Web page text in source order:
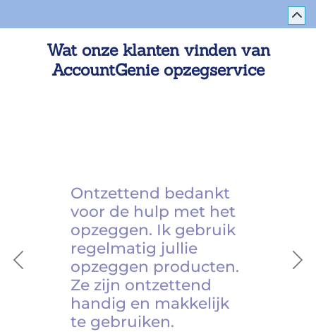
Wat onze klanten vinden van
AccountGenie opzegservice
Previous
Ontzettend bedankt
voor de hulp met het
opzeggen. Ik gebruik
regelmatig jullie
opzeggen producten.
Ze zijn ontzettend
handig en makkelijk
te gebruiken.